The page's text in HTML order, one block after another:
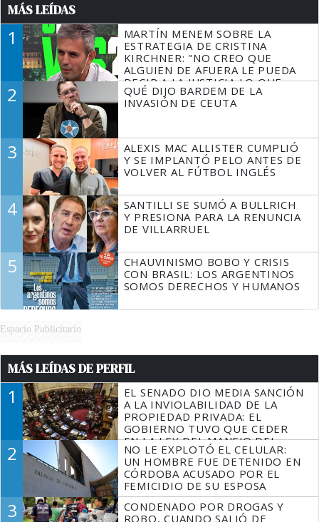
MÁS LEÍDAS
1
MARTÍN MENEM SOBRE LA
ESTRATEGIA DE CRISTINA
KIRCHNER: "NO CREO QUE
ALGUIEN DE AFUERA LE PUEDA
DECIR A LA JUSTICIA LO QUE
TIENE QUE HACER"
2
QUÉ DIJO BARDEM DE LA
INVASIÓN DE CEUTA
3
ALEXIS MAC ALLISTER CUMPLIÓ
Y SE IMPLANTÓ PELO ANTES DE
VOLVER AL FÚTBOL INGLÉS
4
SANTILLI SE SUMÓ A BULLRICH
Y PRESIONA PARA LA RENUNCIA
DE VILLARRUEL
5
CHAUVINISMO BOBO Y CRISIS
CON BRASIL: LOS ARGENTINOS
SOMOS DERECHOS Y HUMANOS
Espacio Publicitario
MÁS LEÍDAS DE PERFIL
1
EL SENADO DIO MEDIA SANCIÓN
A LA INVIOLABILIDAD DE LA
PROPIEDAD PRIVADA: EL
GOBIERNO TUVO QUE CEDER
EN LA LEY DEL MANEJO DEL
FUEGO
2
NO LE EXPLOTÓ EL CELULAR:
UN HOMBRE FUE DETENIDO EN
CÓRDOBA ACUSADO POR EL
FEMICIDIO DE SU ESPOSA
3
CONDENADO POR DROGAS Y
ROBO, CUANDO SALIÓ DE